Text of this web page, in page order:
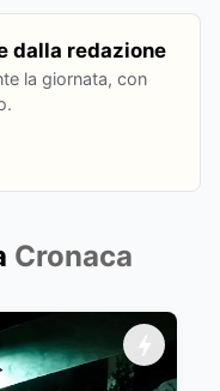
dalla redazione
la giornata, con
Cronaca